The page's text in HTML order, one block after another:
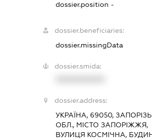
dossier.position -
dossier.beneficiaries:
dossier.missingData
dossier.smida:
dossier.address:
УКРАЇНА, 69050,
ОБЛ., МІСТО ЗАПОРІЖЖЯ,
ВУЛИЦЯ КОСМІЧНА,